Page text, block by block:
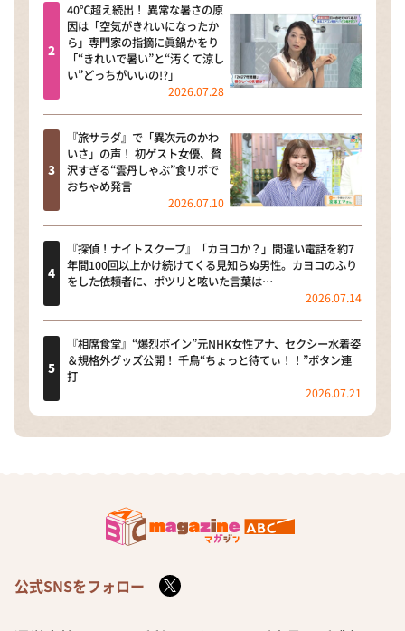
ポツンと一軒家
ザキ山小屋本館
ぺこぱのまるスポ
40℃超え続出！ 異常な暑さの原
因は「空気がきれいになったか
ら」専門家の指摘に眞鍋かをり
「“きれいで暑い”と“汚くて涼し
い”どっちがいいの!?」
2026.07.28
『旅サラダ』で「異次元のかわ
いさ」の声！ 初ゲスト女優、贅
沢すぎる“雲丹しゃぶ”食リポで
おちゃめ発言
2026.07.10
『探偵！ナイトスクープ』「カヨコか？」間違い電話を約7
年間100回以上かけ続けてくる見知らぬ男性。カヨコのふり
をした依頼者に、ポツリと呟いた言葉は…
2026.07.14
『相席食堂』“爆烈ボイン”元NHK女性アナ、セクシー水着姿
＆規格外グッズ公開！ 千鳥“ちょっと待てぃ！！”ボタン連
打
2026.07.21
公式SNSをフォロー